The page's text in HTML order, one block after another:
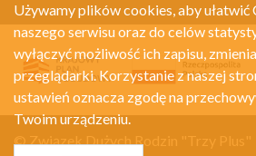
© Związek Dużych Rodzin "Trzy Plus"
Używamy plików cookies, aby ułatwić
naszego serwisu oraz do celów
wyłączyć możliwość ich zapisu,
przeglądarki. Korzystanie z naszej
ustawień oznacza zgodę na
Twoim urządzeniu.